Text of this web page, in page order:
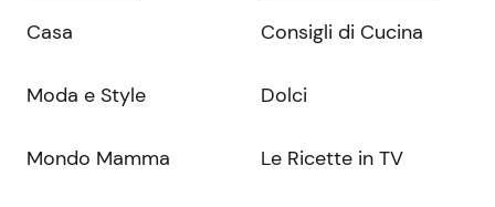
Casa
Moda e Style
Mondo Mamma
Consigli di Cucina
Dolci
Le Ricette in TV